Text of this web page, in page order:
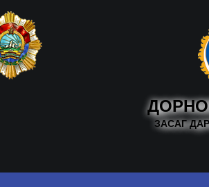
ЗАСАГ